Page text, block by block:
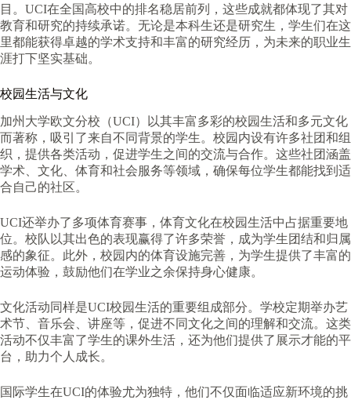
目。UCI在全国高校中的排名稳居前列，这些成就都体现了其对
教育和研究的持续承诺。无论是本科生还是研究生，学生们在这
里都能获得卓越的学术支持和丰富的研究经历，为未来的职业生
涯打下坚实基础。
校园生活与文化
加州大学欧文分校（UCI）以其丰富多彩的校园生活和多元文化
而著称，吸引了来自不同背景的学生。校园内设有许多社团和组
织，提供各类活动，促进学生之间的交流与合作。这些社团涵盖
学术、文化、体育和社会服务等领域，确保每位学生都能找到适
合自己的社区。
UCI还举办了多项体育赛事，体育文化在校园生活中占据重要地
位。校队以其出色的表现赢得了许多荣誉，成为学生团结和归属
感的象征。此外，校园内的体育设施完善，为学生提供了丰富的
运动体验，鼓励他们在学业之余保持身心健康。
文化活动同样是UCI校园生活的重要组成部分。学校定期举办艺
术节、音乐会、讲座等，促进不同文化之间的理解和交流。这类
活动不仅丰富了学生的课外生活，还为他们提供了展示才能的平
台，助力个人成长。
国际学生在UCI的体验尤为独特，他们不仅面临适应新环境的挑